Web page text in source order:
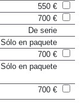
550 €
700 €
De serie
Sólo en paquete
700 €
Sólo en paquete
700 €